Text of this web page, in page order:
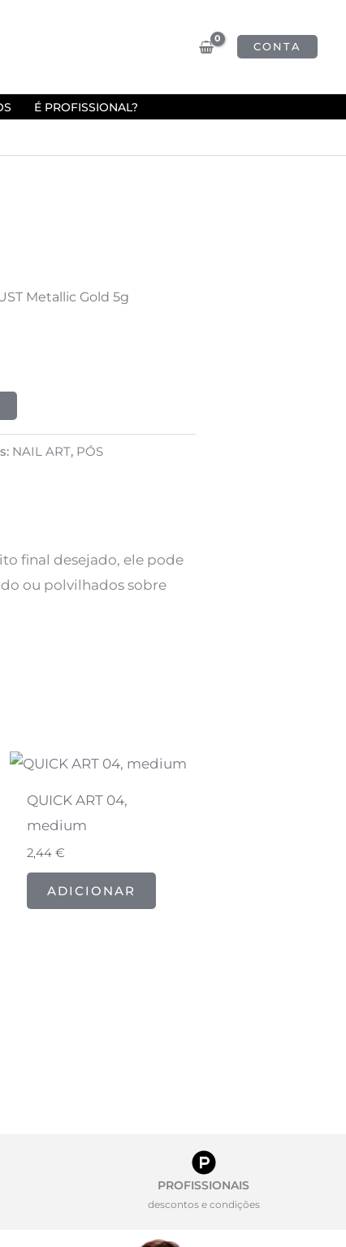
CONTA
É PROFISSIONAL?
Metallic Gold 5g
NAIL ART, PÓS
final desejado, ele pode
ou polvilhados sobre
QUICK ART 04,
medium
2,44 €
ADICIONAR
PROFISSIONAIS
descontos e condições